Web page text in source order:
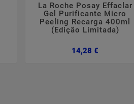
La Roche Posay Effaclar
Gel Purificante Micro
Peeling Recarga 400ml
(Edição Limitada)
14,28 €